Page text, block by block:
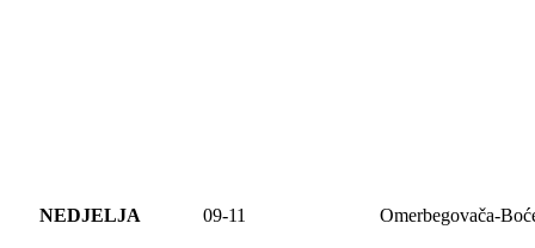
NEDJELJA 09-11 Omerbegovača-